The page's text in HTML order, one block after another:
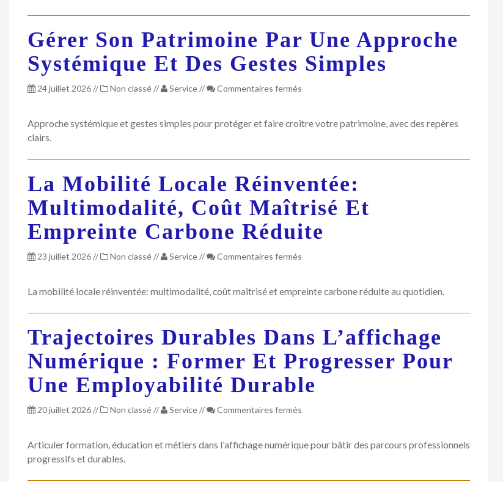
former
progresser
pour
Gérer Son Patrimoine Par Une Approche
Systémique Et Des Gestes Simples
24 juillet 2026// Non classé// Service// Commentaires fermés
patrimoine
systémique
et
des
gestes
simples
Approche systémique et gestes simples pour protéger et faire croître votre patrimoine, avec des repères
clairs.
La Mobilité Locale Réinventée:
Multimodalité, Coût Maîtrisé Et
Empreinte Carbone Réduite
23 juillet 2026// Non classé// Service// Commentaires fermés
locale
coût
maîtrisé
et
empreinte
carbone
La mobilité locale réinventée: multimodalité, coût maîtrisé et empreinte carbone réduite au quotidien.
Trajectoires Durables Dans L’affichage
Numérique : Former Et Progresser Pour
Une Employabilité Durable
20 juillet 2026// Non classé// Service// Commentaires fermés
dans
Articuler formation, éducation et métiers dans l’affichage numérique pour bâtir des parcours professionnels
progressifs et durables.